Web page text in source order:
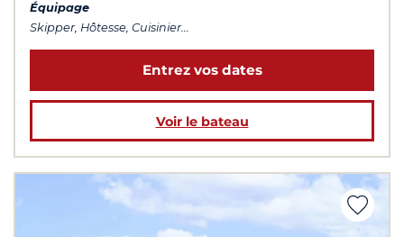
Équipage
Skipper, Hôtesse, Cuisinier...
Entrez vos dates
Voir le bateau